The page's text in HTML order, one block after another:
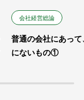
会社経営総論
普通の会社にあっ
にないもの①